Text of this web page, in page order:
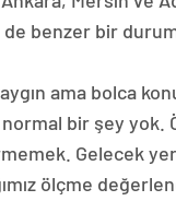
benzer bir
ama bolca
normal bir şey yok.
Gelecek
ölçme